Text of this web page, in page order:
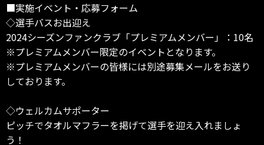
■実施イベント・応募フォーム
◇選手バスお出迎え
2024シーズンファンクラブ「プレミアムメンバー」：10名
※プレミアムメンバー限定のイベントとなります。
※プレミアムメンバーの皆様には別途募集メールをお送り
しております。
◇ウェルカムサポーター
ピッチでタオルマフラーを掲げて選手を迎え入れましょ
う！